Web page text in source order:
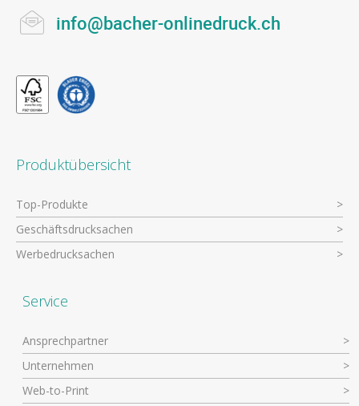
info@bacher-onlinedruck.ch
Produktübersicht
Top-Produkte
Geschäftsdrucksachen
Werbedrucksachen
Service
Ansprechpartner
Unternehmen
Web-to-Print